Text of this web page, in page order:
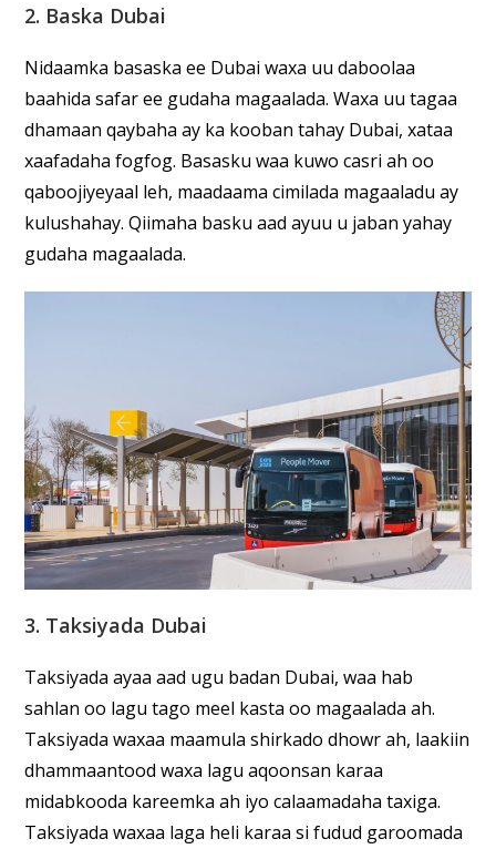
2. Baska Dubai
Nidaamka basaska ee Dubai waxa uu daboolaa
baahida safar ee gudaha magaalada. Waxa uu tagaa
dhamaan qaybaha ay ka kooban tahay Dubai, xataa
xaafadaha fogfog. Basasku waa kuwo casri ah oo
qaboojiyeyaal leh, maadaama cimilada magaaladu ay
kulushahay. Qiimaha basku aad ayuu u jaban yahay
gudaha magaalada.
3. Taksiyada Dubai
Taksiyada ayaa aad ugu badan Dubai, waa hab
sahlan oo lagu tago meel kasta oo magaalada ah.
Taksiyada waxaa maamula shirkado dhowr ah, laakiin
dhammaantood waxa lagu aqoonsan karaa
midabkooda kareemka ah iyo calaamadaha taxiga.
Taksiyada waxaa laga heli karaa si fudud garoomada